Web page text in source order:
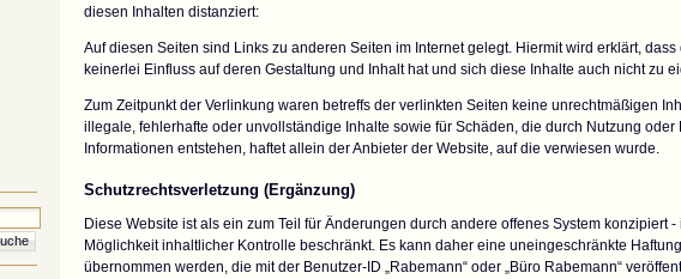
diesen Inhalten distanziert:
Auf diesen Seiten sind Links zu anderen Seiten im Internet gelegt. Hiermit wird erklärt, dass
keinerlei Einfluss auf deren Gestaltung und Inhalt hat und sich diese Inhalte auch nicht zu
Zum Zeitpunkt der Verlinkung waren betreffs der verlinkten Seiten keine unrechtmäßigen
illegale, fehlerhafte oder unvollständige Inhalte sowie für Schäden, die durch Nutzung oder
Informationen entstehen, haftet allein der Anbieter der Website, auf die verwiesen wurde.
Schutzrechtsverletzung (Ergänzung)
Diese Website ist als ein zum Teil für Änderungen durch andere offenes System konzipiert -
Möglichkeit inhaltlicher Kontrolle beschränkt. Es kann daher eine uneingeschränkte
übernommen werden, die mit der Benutzer-ID „Rabemann“ oder „Büro Rabemann“